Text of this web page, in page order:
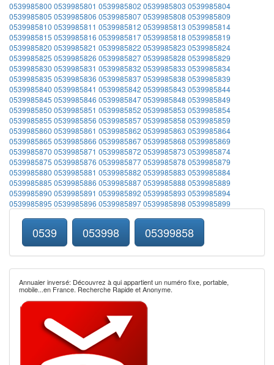
0539985800 0539985801 0539985802 0539985803 0539985804
0539985805 0539985806 05399858070539985808 0539985809
0539985810 0539985811 0539985812 0539985813 0539985814
0539985815 0539985816 05399858170539985818 0539985819
0539985820 0539985821 0539985822 0539985823 0539985824
0539985825 0539985826 05399858270539985828 0539985829
0539985830 0539985831 0539985832 0539985833 0539985834
0539985835 0539985836 05399858370539985838 0539985839
0539985840 0539985841 0539985842 0539985843 0539985844
0539985845 0539985846 05399858470539985848 0539985849
0539985850 0539985851 0539985852 0539985853 0539985854
0539985855 0539985856 05399858570539985858 0539985859
0539985860 0539985861 0539985862 0539985863 0539985864
0539985865 0539985866 05399858670539985868 0539985869
0539985870 0539985871 0539985872 0539985873 0539985874
0539985875 0539985876 05399858770539985878 0539985879
0539985880 0539985881 0539985882 0539985883 0539985884
0539985885 0539985886 05399858870539985888 0539985889
0539985890 0539985891 0539985892 0539985893 0539985894
0539985895 0539985896 05399858970539985898 0539985899
0539 053998 05399858
Annuaier inversé: Découvrez à qui appartient un numéro fixe, portable,
mobile...en France. Recherche Rapide et Anonyme.